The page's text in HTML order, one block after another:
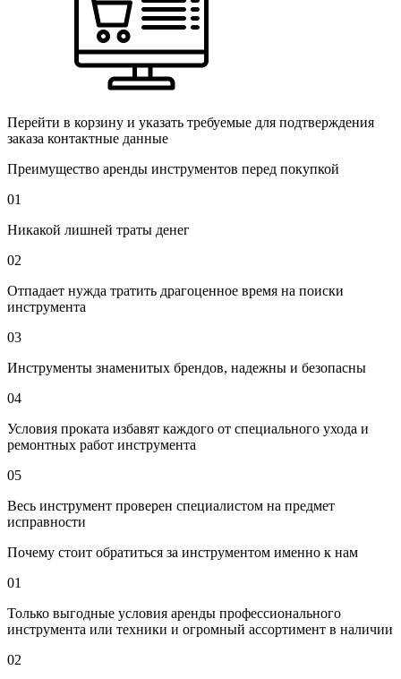
Перейти в корзину и указать требуемые для подтверждения
заказа контактные данные
Преимущество аренды инструментов перед покупкой
01
Никакой лишней траты денег
02
Отпадает нужда тратить драгоценное время на поиски
инструмента
03
Инструменты знаменитых брендов, надежны и безопасны
04
Условия проката избавят каждого от специального ухода и
ремонтных работ инструмента
05
Весь инструмент проверен специалистом на предмет
исправности
Почему стоит обратиться за инструментом именно к нам
01
Только выгодные условия аренды профессионального
инструмента или техники и огромный ассортимент в наличии
02